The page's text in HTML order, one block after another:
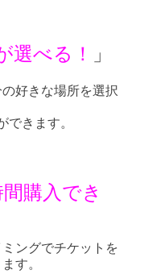
選べる！ 」
好きな場所を選択
きます。
購入でき
ングでチケットを
す。